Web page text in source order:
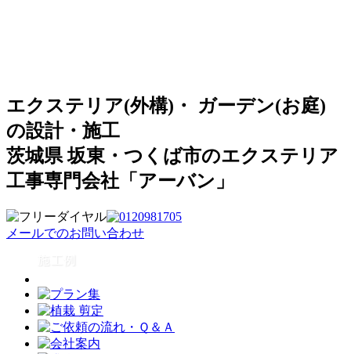
エクステリア(外構)・ ガーデン(お庭)
の設計・施工
茨城県 坂東・つくば市のエクステリア
工事専門会社「アーバン」
メールでのお問い合わせ